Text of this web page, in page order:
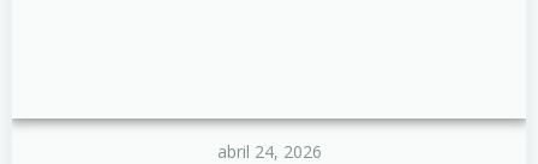
abril 24, 2026